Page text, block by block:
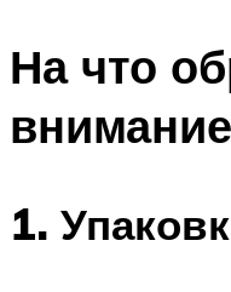
На что
1.